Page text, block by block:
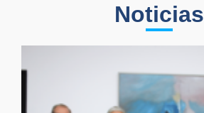
Noticias